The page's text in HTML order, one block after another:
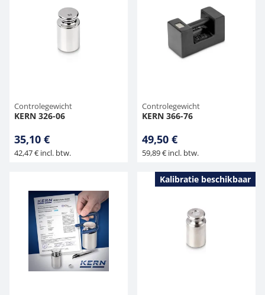
Controlegewicht
KERN 326-06
35,10 €
42,47 € incl. btw.
Controlegewicht
KERN 366-76
49,50 €
59,89 € incl. btw.
Kalibratie beschikbaar